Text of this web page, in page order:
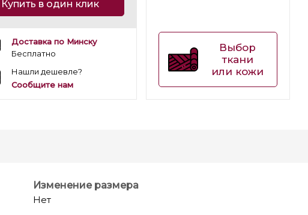
Купить в один клик
Доставка по Минску
Бесплатно
Нашли дешевле?
Сообщите нам
Выбор
ткани
или кожи
Изменение размера
Нет